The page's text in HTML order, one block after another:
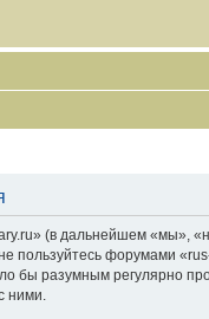
(в дальнейшем «мы»,
пользуйтесь форумами
бы разумным регулярно
ними.